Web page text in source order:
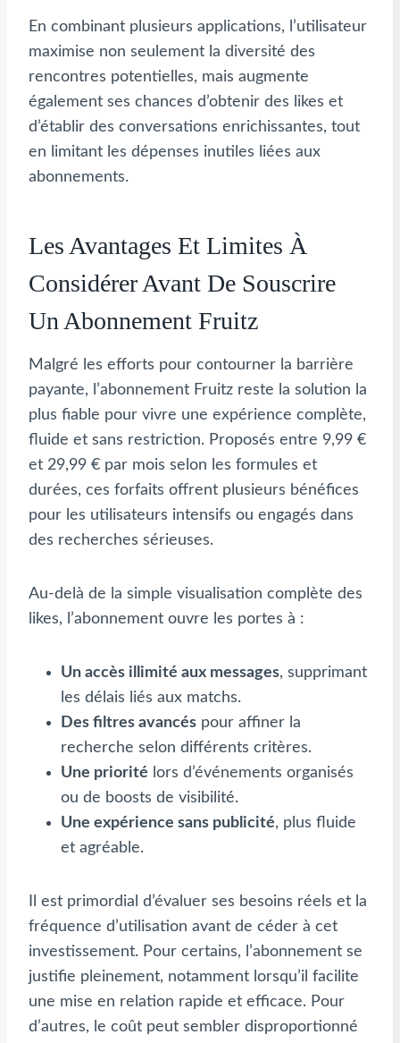
En combinant plusieurs applications, l’utilisateur
maximise non seulement la diversité des
rencontres potentielles, mais augmente
également ses chances d’obtenir des likes et
d’établir des conversations enrichissantes, tout
en limitant les dépenses inutiles liées aux
abonnements.
Les Avantages Et Limites À
Considérer Avant De Souscrire
Un Abonnement Fruitz
Malgré les efforts pour contourner la barrière
payante, l’abonnement Fruitz reste la solution la
plus fiable pour vivre une expérience complète,
fluide et sans restriction. Proposés entre 9,99 €
et 29,99 € par mois selon les formules et
durées, ces forfaits offrent plusieurs bénéfices
pour les utilisateurs intensifs ou engagés dans
des recherches sérieuses.
Au-delà de la simple visualisation complète des
likes, l’abonnement ouvre les portes à :
Un accès illimité aux messages, supprimant
les délais liés aux matchs.
Des filtres avancés pour affiner la
recherche selon différents critères.
Une priorité lors d’événements organisés
ou de boosts de visibilité.
Une expérience sans publicité, plus fluide
et agréable.
Il est primordial d’évaluer ses besoins réels et la
fréquence d’utilisation avant de céder à cet
investissement. Pour certains, l’abonnement se
justifie pleinement, notamment lorsqu’il facilite
une mise en relation rapide et efficace. Pour
d’autres, le coût peut sembler disproportionné